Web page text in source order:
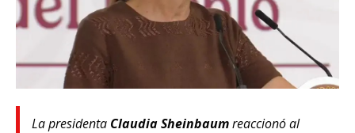
La presidenta Claudia Sheinbaumreaccionó al